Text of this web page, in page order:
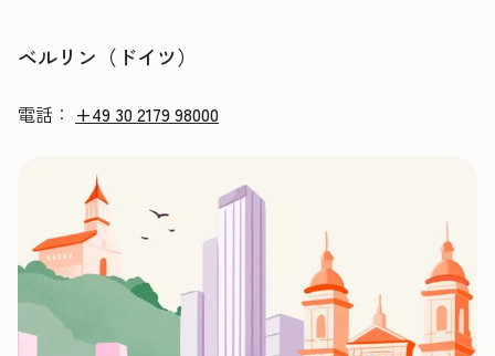
ベルリン（ドイツ）
電話： +49 30 2179 98000